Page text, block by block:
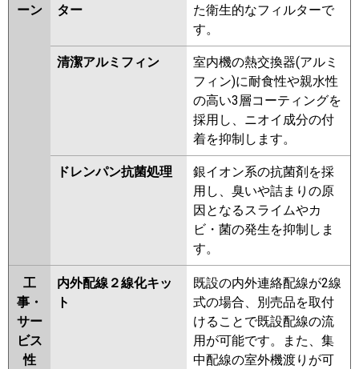
ーン
ター
た衛生的なフィルターで
す。
清潔アルミフィン
室内機の熱交換器(アルミ
フィン)に耐食性や親水性
の高い3層コーティングを
採用し、ニオイ成分の付
着を抑制します。
ドレンパン抗菌処理
銀イオン系の抗菌剤を採
用し、臭いや詰まりの原
因となるスライムやカ
ビ・菌の発生を抑制しま
す。
工
事・
サー
ビス
性
内外配線２線化キッ
ト
既設の内外連絡配線が2線
式の場合、別売品を取付
けることで既設配線の流
用が可能です。また、集
中配線の室外機渡りが可